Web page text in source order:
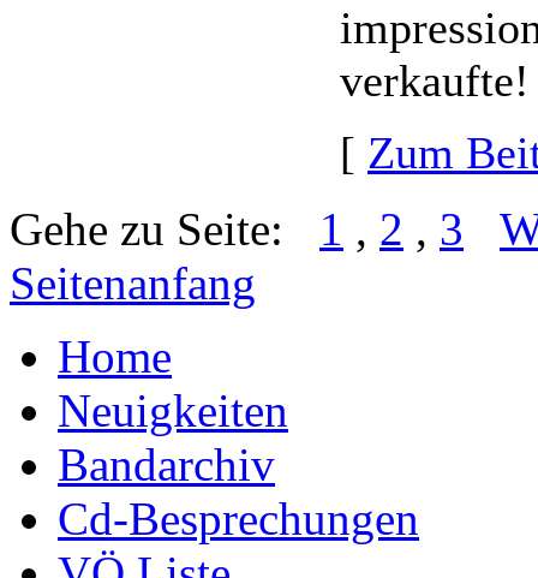
verkaufte!
[ Zum
Gehe zu Seite: 1 , 2 , 3
Seitenanfang
Home
Neuigkeiten
Bandarchiv
Cd-Besprechungen